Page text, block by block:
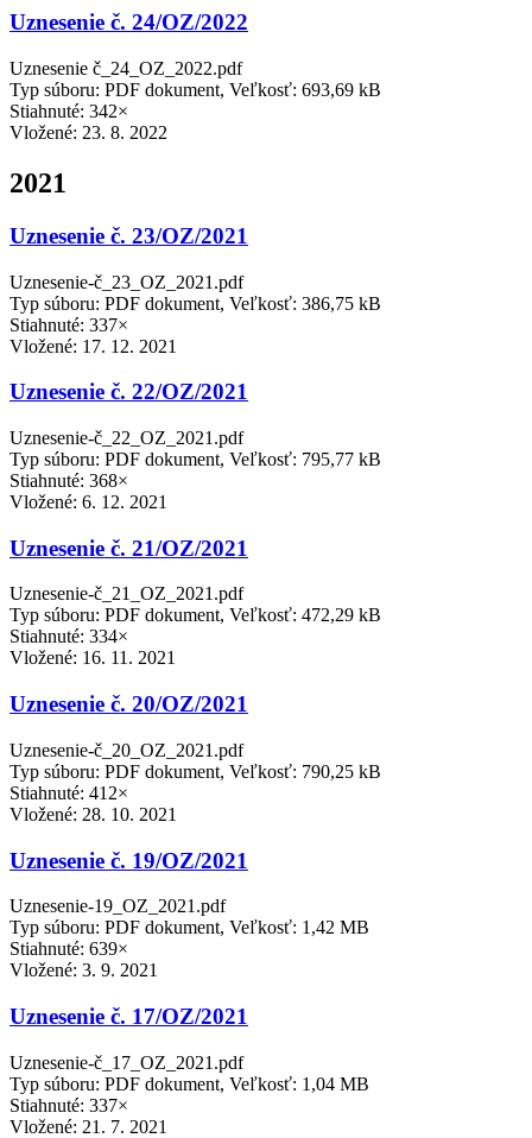
Uznesenie č. 24/OZ/2022
Uznesenie č_24_OZ_2022.pdf
Typ súboru: PDF dokument, Veľkosť: 693,69 kB
Stiahnuté: 342×
Vložené: 23. 8. 2022
2021
Uznesenie č. 23/OZ/2021
Uznesenie-č_23_OZ_2021.pdf
Typ súboru: PDF dokument, Veľkosť: 386,75 kB
Stiahnuté: 337×
Vložené: 17. 12. 2021
Uznesenie č. 22/OZ/2021
Uznesenie-č_22_OZ_2021.pdf
Typ súboru: PDF dokument, Veľkosť: 795,77 kB
Stiahnuté: 368×
Vložené: 6. 12. 2021
Uznesenie č. 21/OZ/2021
Uznesenie-č_21_OZ_2021.pdf
Typ súboru: PDF dokument, Veľkosť: 472,29 kB
Stiahnuté: 334×
Vložené: 16. 11. 2021
Uznesenie č. 20/OZ/2021
Uznesenie-č_20_OZ_2021.pdf
Typ súboru: PDF dokument, Veľkosť: 790,25 kB
Stiahnuté: 412×
Vložené: 28. 10. 2021
Uznesenie č. 19/OZ/2021
Uznesenie-19_OZ_2021.pdf
Typ súboru: PDF dokument, Veľkosť: 1,42 MB
Stiahnuté: 639×
Vložené: 3. 9. 2021
Uznesenie č. 17/OZ/2021
Uznesenie-č_17_OZ_2021.pdf
Typ súboru: PDF dokument, Veľkosť: 1,04 MB
Stiahnuté: 337×
Vložené: 21. 7. 2021